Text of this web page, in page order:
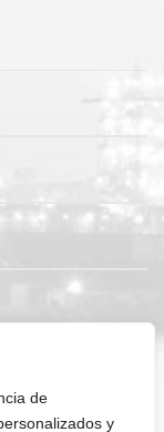
de
y